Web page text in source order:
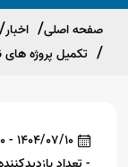
صفحه اصلی اخبار
تکمیل پروژه
1404/07/10 - 12:30